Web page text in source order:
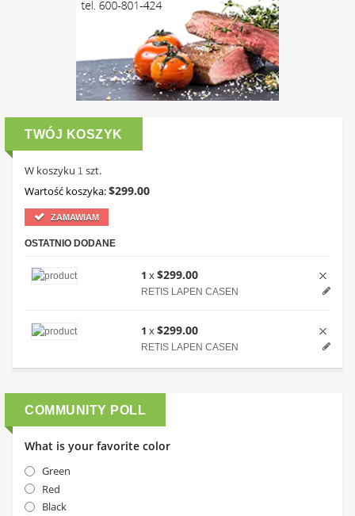
TWÓJ KOSZYK
W koszyku 1 szt.
Wartość koszyka:$299.00
ZAMAWIAM
OSTATNIO DODANE
1 x$299.00
RETIS LAPEN CASEN
1 x$299.00
RETIS LAPEN CASEN
COMMUNITY POLL
What is your favorite color
Green
Red
Black